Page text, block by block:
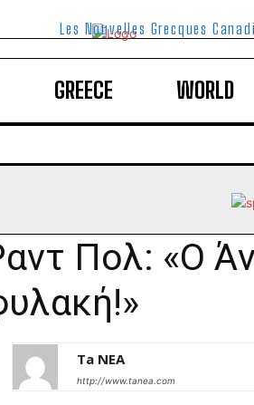
Les Nouvelles Grecques
GREECE WORLD
Πολ: «Ο
Ta NEA
http://www.tanea.com